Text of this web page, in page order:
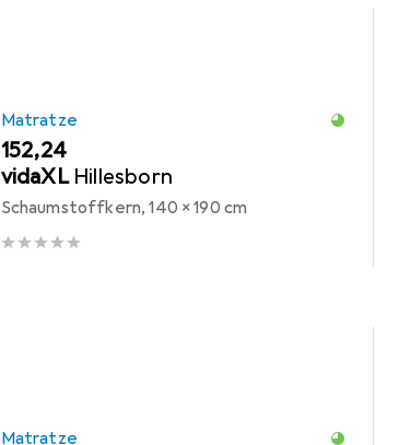
Matratze
EUR
152,24
vidaXL Hillesborn
Schaumstoffkern, 140 x 190 cm
Matratze